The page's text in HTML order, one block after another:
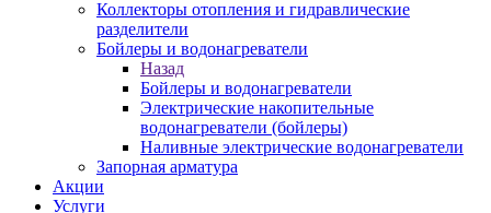
Коллекторы отопления и гидравлические
разделители
Бойлеры и водонагреватели
Назад
Бойлеры и водонагреватели
Электрические накопительные
водонагреватели (бойлеры)
Наливные электрические водонагреватели
Запорная арматура
Акции
Услуги